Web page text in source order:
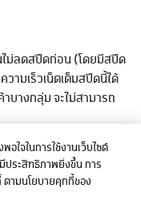
ไม่ลดสปีดก่อน (โดยมีสปีด
ามเร็วเน็ตเต็มสปีดนี้ได้
บางกลุ่ม จะไม่สามารถ
ใจในการใช้งานเว็บไซต์
ประสิทธิภาพยิ่งขึ้น การ
ามนโยบายคุกกี้ของ